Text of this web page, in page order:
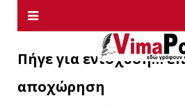
Πήγε για ενίσχυση…
αποχώρηση